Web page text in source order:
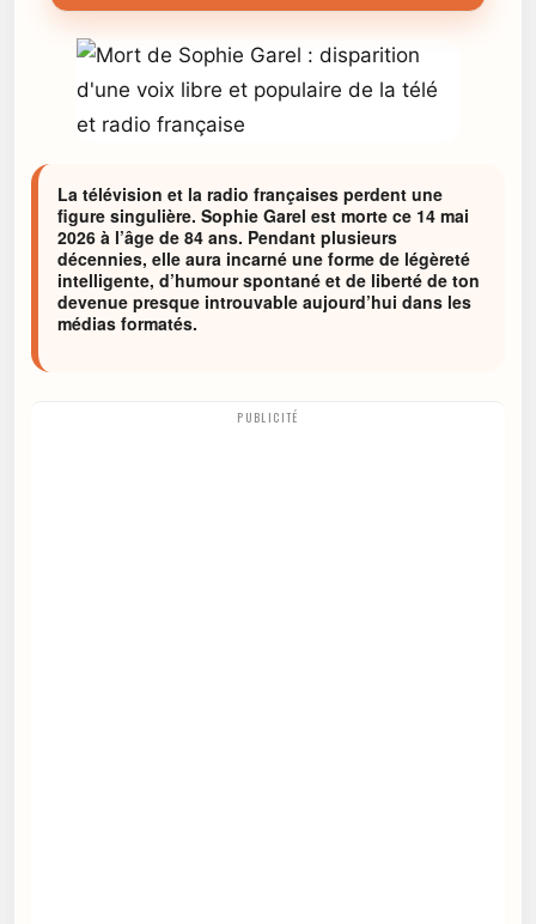
La télévision et la radio françaises perdent une
figure singulière. Sophie Garel est morte ce 14 mai
2026 à l’âge de 84 ans. Pendant plusieurs
décennies, elle aura incarné une forme de légèreté
intelligente, d’humour spontané et de liberté de ton
devenue presque introuvable aujourd’hui dans les
médias formatés.
PUBLICITÉ